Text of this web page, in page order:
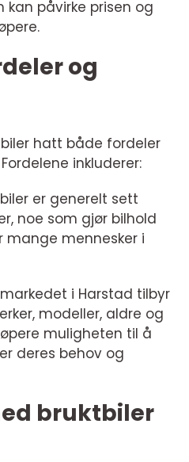
kan påvirke prisen og
og
hatt både fordeler
inkluderer:
er generelt sett
noe som gjør bilhold
mange mennesker i
i Harstad tilbyr
modeller, aldre og
muligheten til å
deres behov og
bruktbiler